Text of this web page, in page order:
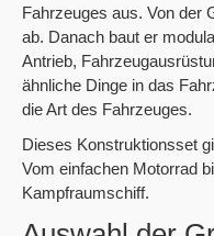
Fahrzeuges aus. Von der
ab. Danach baut er
Antrieb,
ähnliche Dinge in das
die Art des Fahrzeuges.
Dieses Konstruktionsset
Vom einfachen Motorrad
Kampfraumschiff.